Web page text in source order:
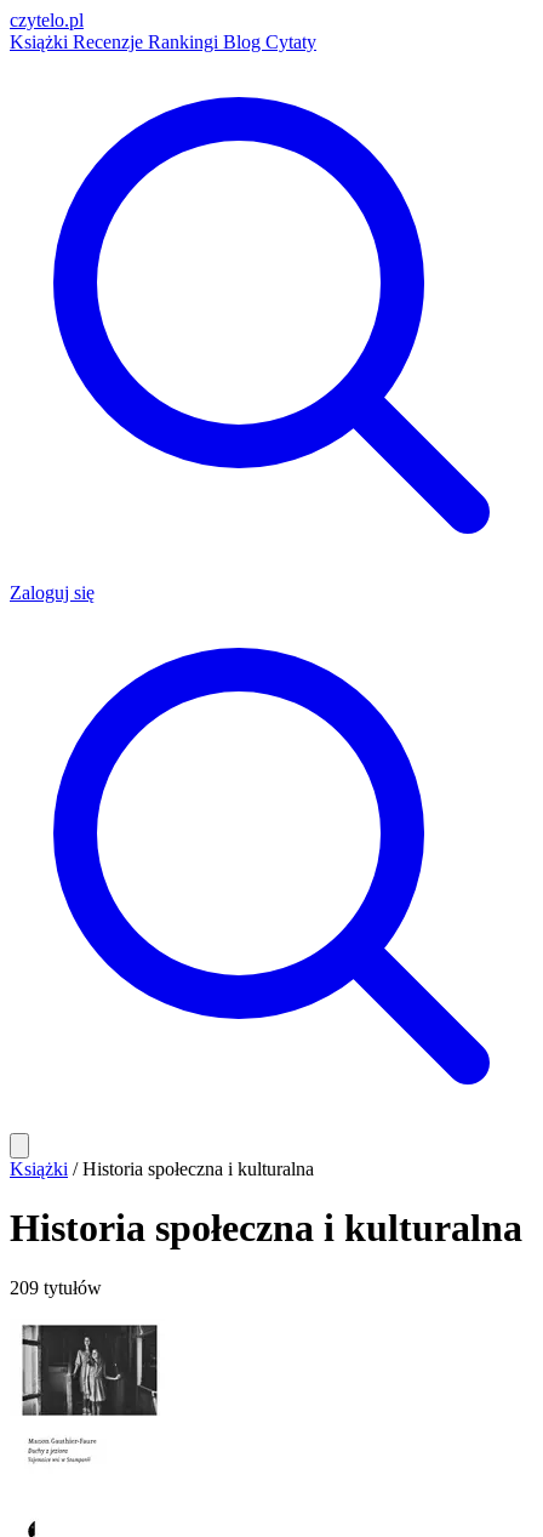
czytelo.pl
Książki Recenzje Rankingi Blog Cytaty
Zaloguj się
Książki / Historia społeczna i kulturalna
Historia społeczna i kulturalna
209 tytułów